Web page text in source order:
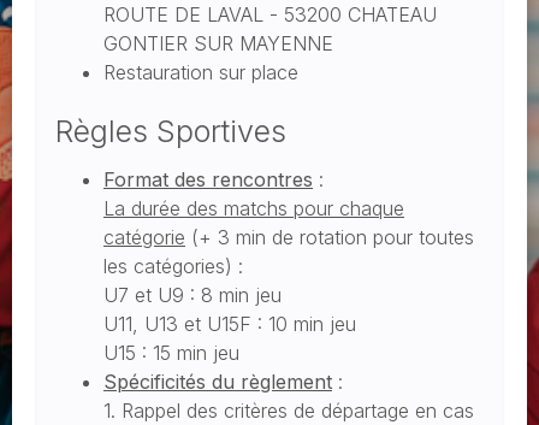
ROUTE DE LAVAL - 53200 CHATEAU
GONTIER SUR MAYENNE
Restauration sur place
Règles Sportives
Format des rencontres :
La durée des matchs pour chaque
catégorie (+ 3 min de rotation pour toutes
les catégories) :
U7 et U9 : 8 min jeu
U11, U13 et U15F : 10 min jeu
U15 : 15 min jeu
Spécificités du règlement :
1. Rappel des critères de départage en cas